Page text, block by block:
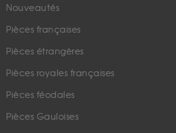
Nouveautés
Pièces françaises
Pièces étrangères
Pièces royales françaises
Pièces féodales
Pièces Gauloises